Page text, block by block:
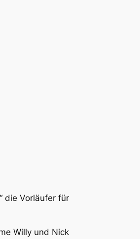
“ die Vorläufer für
Willy und Nick